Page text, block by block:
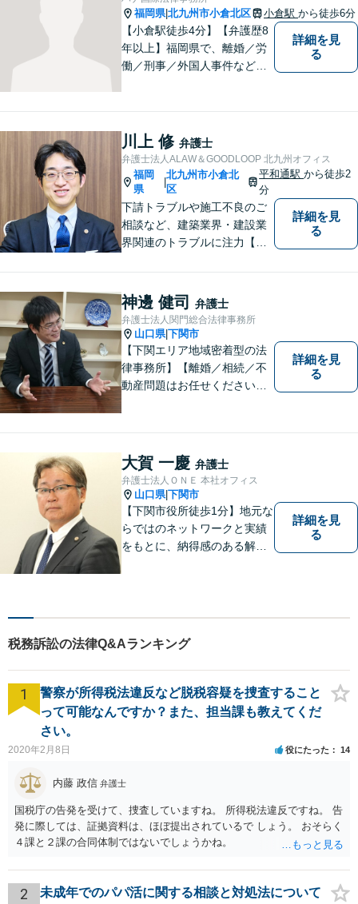
福岡県|北九州市小倉北区 小倉駅 から徒歩6分
【小倉駅徒歩4分】【弁護歴8
年以上】福岡県で、離婚／労
働／刑事／外国人事件などに
会話のキャッチボールを積み
重ねながら解決へと動いてま
いります。【韓国語対応可】
詳細を見
る
川上 修 弁護士
弁護士法人ALAW＆GOODLOOP 北九州オフィス
福岡
県
|
北九州市小倉北
区
平和通駅から徒歩2
分
下請トラブルや施工不良のご
相談など、建築業界・建設業
界関連のトラブルに注力【企
祥事対応、顧問契約など企業
のご相談はお任せください
【夜間・休日対応可】M&A、
株式発行も対応【小倉駅3分】
詳細を見
る
神邊 健司 弁護士
弁護士法人関門総合法律事務所
山口県|下関市
【下関エリア地域密着型の法
律事務所】【離婚／相続／不
動産問題はお任せください】
相談ください。お一人おひと
りの声を大切にし、適切な解
決方法をご提案いたします。
詳細を見
る
大賀 一慶 弁護士
弁護士法人ＯＮＥ 本社オフィス
山口県|下関市
【下関市役所徒歩1分】地元な
らではのネットワークと実績
をもとに、納得感のある解決
詳細を見
る
税務訴訟の法律Q&Aランキング
1
警察が所得税法違反など脱税容疑を捜査すること
って可能なんですか？また、担当課も教えてくだ
さい。
2020年2月8日 役にたった 14
内藤 政信 弁護士
国税庁の告発を受けて、捜査していますね。 所得税法違反ですね。 告
発に際しては、証拠資料は、ほぼ提出されているで しょう。 おそらく
４課と２課の合同体制ではないでしょうかね。
2 未成年でのパパ活に関する相談と対処法について